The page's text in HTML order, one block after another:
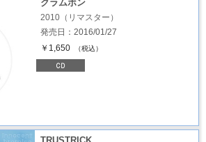
クラムボン
2010（リマスター）
発売日：2016/01/27
￥1,650
（税込）